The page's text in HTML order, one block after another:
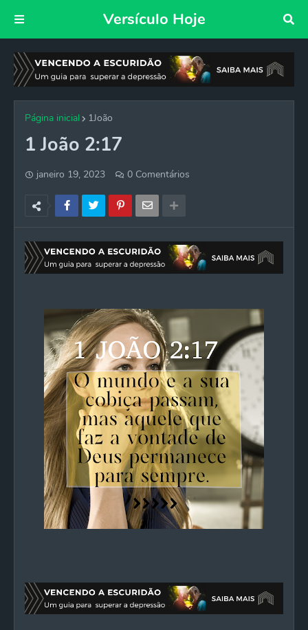
Versículo Hoje
Página inicial 1João
1 João 2:17
janeiro 19, 2023 0 Comentários